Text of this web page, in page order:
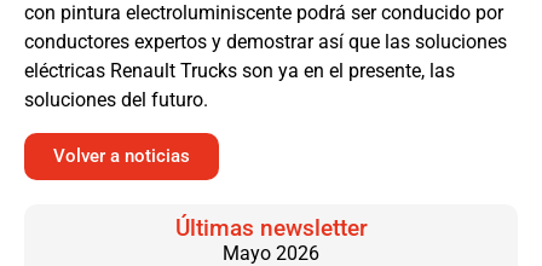
con pintura electroluminiscente podrá ser conducido por
conductores expertos y demostrar así que las soluciones
eléctricas Renault Trucks son ya en el presente, las
soluciones del futuro.
Volver a noticias
Últimas newsletter
Mayo 2026